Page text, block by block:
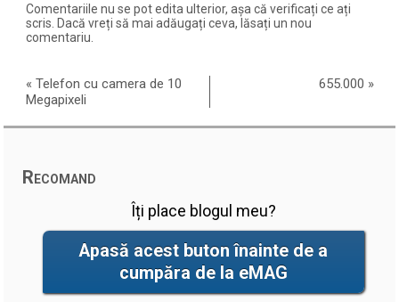
Comentariile nu se pot edita ulterior, așa că verificați ce ați
scris. Dacă vreți să mai adăugați ceva, lăsați un nou
comentariu.
«Telefon cu camera de 10
Megapixeli
655.000 »
Recomand
Îți place blogul meu?
Apasă acest buton înainte de a
cumpăra de la eMAG